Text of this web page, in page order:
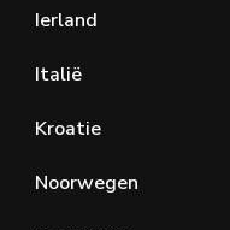
Ierland
Italië
Kroatie
Noorwegen